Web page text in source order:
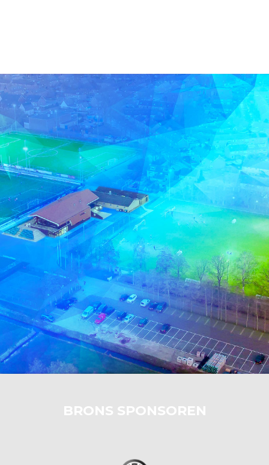
BRONS SPONSOREN